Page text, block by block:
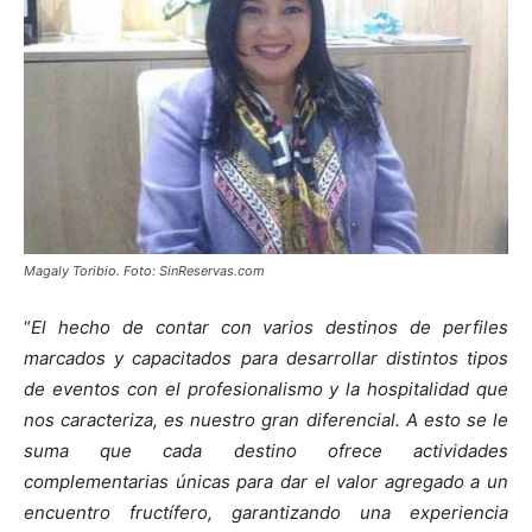
Magaly Toribio. Foto: SinReservas.com
“El hecho de contar con varios destinos de perfiles
marcados y capacitados para desarrollar distintos tipos
de eventos con el profesionalismo y la hospitalidad que
nos caracteriza, es nuestro gran diferencial. A esto se le
suma que cada destino ofrece actividades
complementarias únicas para dar el valor agregado a un
encuentro fructífero, garantizando una experiencia